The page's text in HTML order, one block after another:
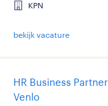
KPN
bekijk vacature
HR Business
Venlo